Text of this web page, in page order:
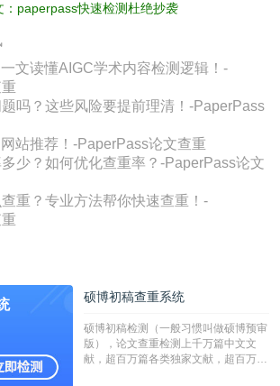
：paperpass快速检测杜绝抄袭
文读懂AIGC学术内容检测逻辑！-
吗？这些风险要提前理清！-PaperPass
站推荐！-PaperPass论文查重
少？如何优化查重率？-PaperPass论文
重？专业方法帮你快速查重！-
硕博初稿查重系统
硕博初稿检测（一般习惯叫做硕博预审
版），论文查重检测上千万篇中文文
献，超百万篇各类独家文献，超百万港